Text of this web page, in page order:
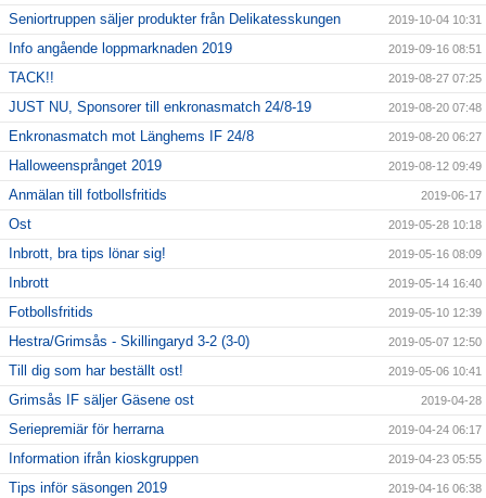
Seniortruppen säljer produkter från Delikatesskungen 2019-10-04 10:31
Info angående loppmarknaden 2019 2019-09-16 08:51
TACK!! 2019-08-27 07:25
JUST NU, Sponsorer till enkronasmatch 24/8-19 2019-08-20 07:48
Enkronasmatch mot Länghems IF 24/8 2019-08-20 06:27
Halloweensprånget 2019 2019-08-12 09:49
Anmälan till fotbollsfritids 2019-06-17
Ost 2019-05-28 10:18
Inbrott, bra tips lönar sig! 2019-05-16 08:09
Inbrott 2019-05-14 16:40
Fotbollsfritids 2019-05-10 12:39
Hestra/Grimsås - Skillingaryd 3-2 (3-0) 2019-05-07 12:50
Till dig som har beställt ost! 2019-05-06 10:41
Grimsås IF säljer Gäsene ost 2019-04-28
Seriepremiär för herrarna 2019-04-24 06:17
Information ifrån kioskgruppen 2019-04-23 05:55
Tips inför säsongen 2019 2019-04-16 06:38